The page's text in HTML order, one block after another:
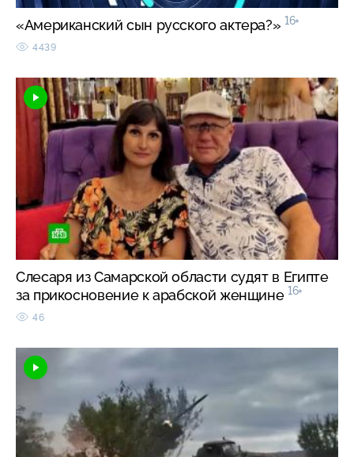
«Американский сын русского актера?» 16+
4439
Слесаря из Самарской области судят в Египте
за прикосновение к арабской женщине 16+
46